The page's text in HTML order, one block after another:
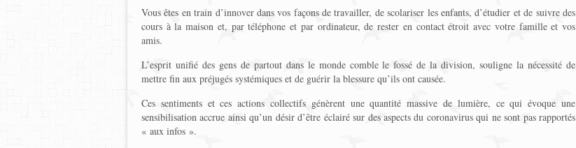
Vous êtes en train d’innover dans vos façons de travailler, de scolariser les enfants, d’étudier et de suivre des
cours à la maison et, par téléphone et par ordinateur, de rester en contact étroit avec votre famille et vos
amis.
L’esprit unifié des gens de partout dans le monde comble le fossé de la division, souligne la nécessité de
mettre fin aux préjugés systémiques et de guérir la blessure qu’ils ont causée.
Ces sentiments et ces actions collectifs génèrent une quantité massive de lumière, ce qui évoque une
sensibilisation accrue ainsi qu’un désir d’être éclairé sur des aspects du coronavirus qui ne sont pas rapportés
« aux infos ».